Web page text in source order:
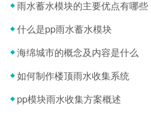
雨水蓄水模块的主要优点有哪些
什么是pp雨水蓄水模块
海绵城市的概念及内容是什么
如何制作楼顶雨水收集系统
pp模块雨水收集方案概述